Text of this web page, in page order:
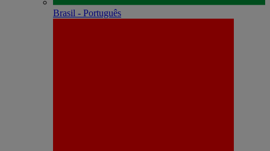
Brasil - Português